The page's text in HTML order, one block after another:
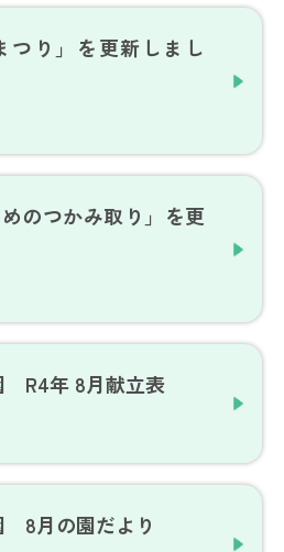
つり」を更新しまし
のつかみ取り」を更
R4年 8月献立表
8月の園だより